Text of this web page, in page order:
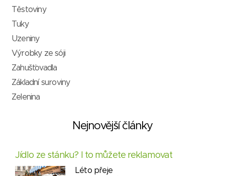
Těstoviny
Tuky
Uzeniny
Výrobky ze sóji
Zahušťovadla
Základní suroviny
Zelenina
Nejnovější články
Jídlo ze stánku? I to můžete reklamovat
Léto přeje